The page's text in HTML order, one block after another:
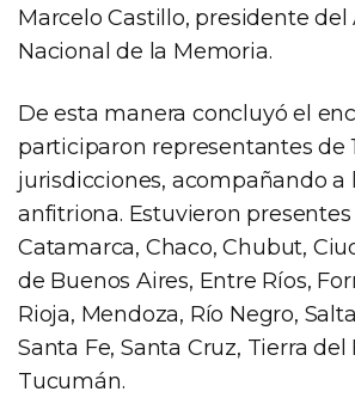
Marcelo Castillo, presidente del
Nacional de la Memoria.
De esta manera concluyó el
participaron representantes de
jurisdicciones, acompañando a
anfitriona. Estuvieron
Catamarca, Chaco, Chubut,
de Buenos Aires, Entre Ríos,
Rioja, Mendoza, Río Negro,
Santa Fe, Santa Cruz, Tierra del
Tucumán.